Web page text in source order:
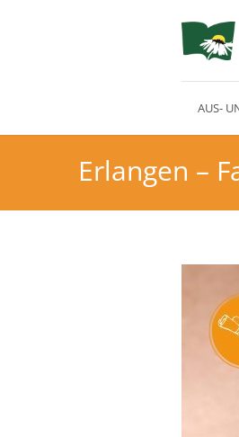
AUS-
Erlangen –